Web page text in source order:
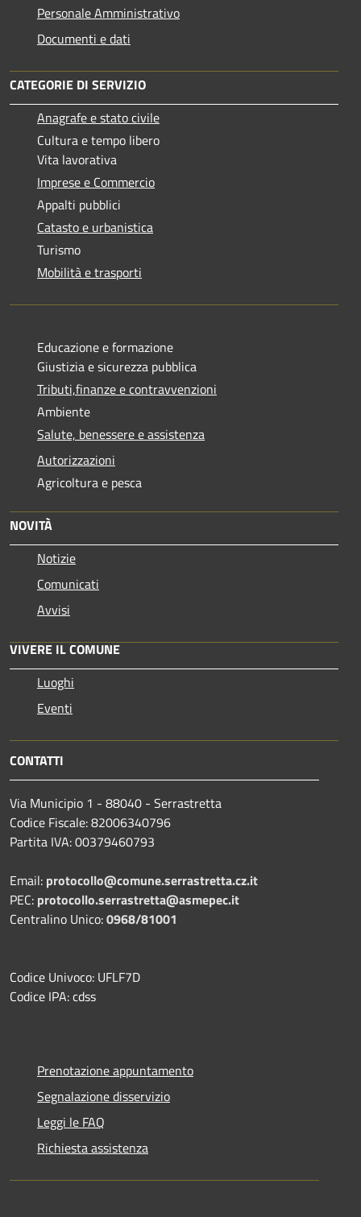
Personale Amministrativo
Documenti e dati
CATEGORIE DI SERVIZIO
Anagrafe e stato civile
Cultura e tempo libero
Vita lavorativa
Imprese e Commercio
Appalti pubblici
Catasto e urbanistica
Turismo
Mobilità e trasporti
Educazione e formazione
Giustizia e sicurezza pubblica
Tributi,finanze e contravvenzioni
Ambiente
Salute, benessere e assistenza
Autorizzazioni
Agricoltura e pesca
NOVITÀ
Notizie
Comunicati
Avvisi
VIVERE IL COMUNE
Luoghi
Eventi
CONTATTI
Via Municipio 1 - 88040 - Serrastretta
Codice Fiscale: 82006340796
Partita IVA: 00379460793
Email: protocollo@comune.serrastretta.cz.it
PEC: protocollo.serrastretta@asmepec.it
Centralino Unico:0968/81001
Codice Univoco: UFLF7D
Codice IPA: cdss
Prenotazione appuntamento
Segnalazione disservizio
Leggi le FAQ
Richiesta assistenza